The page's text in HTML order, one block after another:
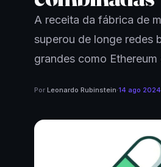
A receita da fábrica de
superou de longe redes
grandes como Ethereum
Por Leonardo Rubinstein·14 ago 2024